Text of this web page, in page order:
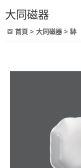
大同磁器
首頁 > 大同磁器 > 缽